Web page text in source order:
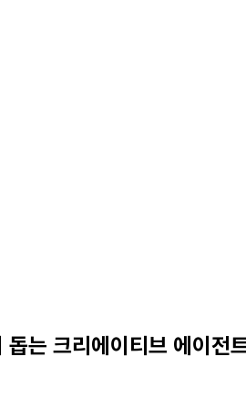
돕는 크리에이티브 에이전